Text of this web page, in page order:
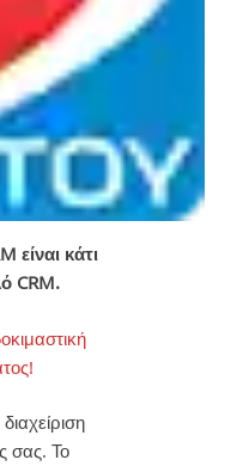
είναι κάτι
CRM.
σας. Το